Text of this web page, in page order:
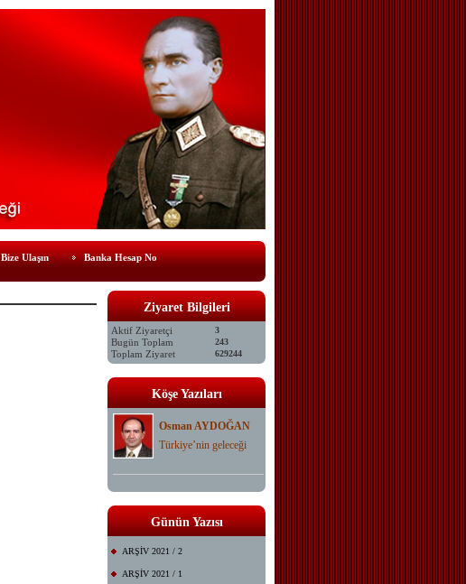
Bize Ulaşın Banka Hesap No
Ziyaret Bilgileri
Aktif Ziyaretçi 3
Bugün Toplam 243
Toplam Ziyaret 629244
Köşe Yazıları
Osman AYDOĞAN
Türkiye’nin geleceği
Günün Yazısı
ARŞİV 2021 / 2
ARŞİV 2021 / 1